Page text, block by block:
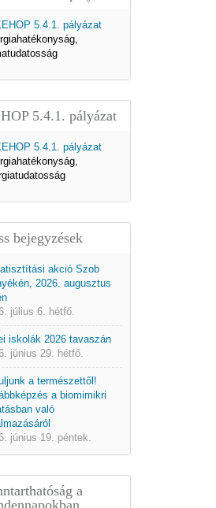
5.4.1. pályázat
bejegyzések
akció Szob
2026. augusztus
július 6. hétfő.
iskolák 2026 tavaszán
június 29. hétfő.
a természettől!
a biomimikri
való
június 19. péntek.
a